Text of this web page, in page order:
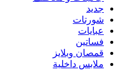
جديد
شورتات
عبايات
فساتين
قمصان وبلايز
ملابس داخلية